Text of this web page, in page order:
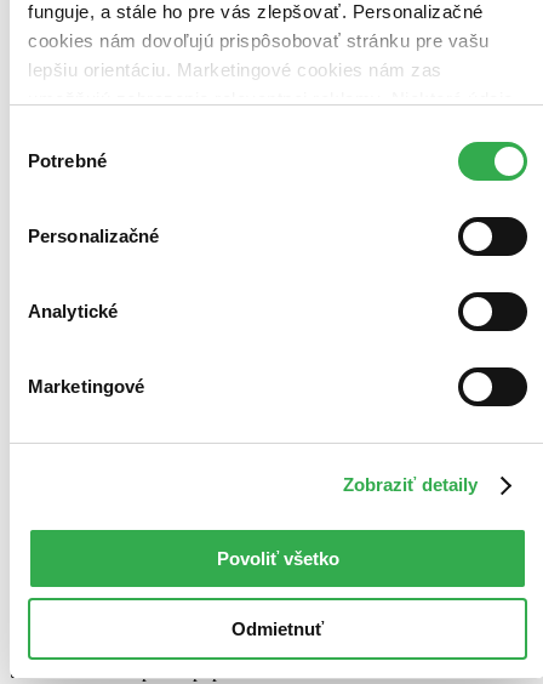
funguje, a stále ho pre vás zlepšovať. Personalizačné
cookies nám dovoľujú prispôsobovať stránku pre vašu
lepšiu orientáciu. Marketingové cookies nám zas
keby sme mohli používať všetky tieto cookies. Ďakujeme!
súhlasu
Potrebné
Personalizačné
Analytické
Marketingové
Zobraziť detaily
Povoliť všetko
Odmietnuť
Kim Stanley Robinson
Ve čtrnáctém století postihne lidstvo jedna z největších pohrom
historie - začíná řádit černá smrt. Z dějepisu víme, že zahubila třetinu
takřka celou evropskou populaci?...